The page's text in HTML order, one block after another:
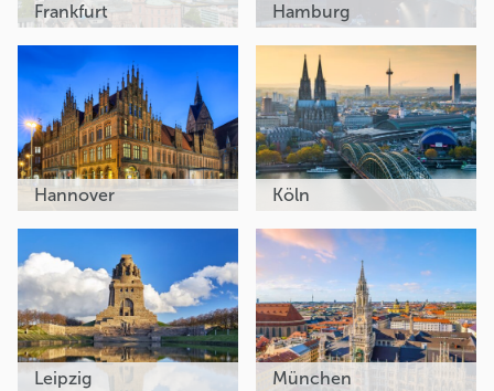
Frankfurt Hamburg
Hannover Köln
Leipzig München